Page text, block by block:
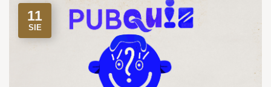
11
SIE